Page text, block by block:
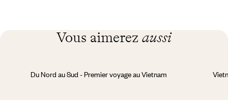
Vous aimerez aussi
Du Nord au Sud - Premier voyage au Vietnam